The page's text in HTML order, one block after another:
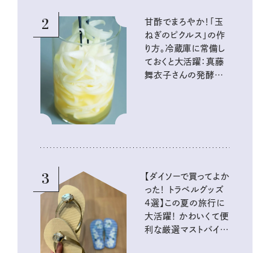
2
甘酢でまろやか！「玉
ねぎのピクルス」の作
り方。冷蔵庫に常備し
ておくと大活躍：真藤
舞衣子さんの発酵と
3
【ダイソーで買ってよか
った！ トラベルグッズ
4選】この夏の旅行に
大活躍！ かわいくて便
利な厳選マストバイア